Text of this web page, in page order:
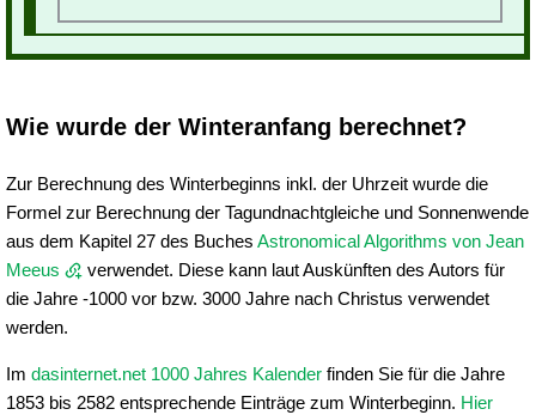
Wie wurde der Winteranfang berechnet?
Zur Berechnung des Winterbeginns inkl. der Uhrzeit wurde die
Formel zur Berechnung der Tagundnachtgleiche und Sonnenwende
aus dem Kapitel 27 des Buches Astronomical Algorithms von Jean
Meeus
verwendet. Diese kann laut Auskünften des Autors für
die Jahre -1000 vor bzw. 3000 Jahre nach Christus verwendet
werden.
Im dasinternet.net 1000 Jahres Kalender finden Sie für die Jahre
1853 bis 2582 entsprechende Einträge zum Winterbeginn. Hier